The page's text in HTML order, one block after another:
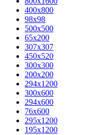
400х800
98x98
500x500
65x200
307x307
450x520
300x300
200x200
294x1200
300x600
294x600
76х600
295х1200
195х1200